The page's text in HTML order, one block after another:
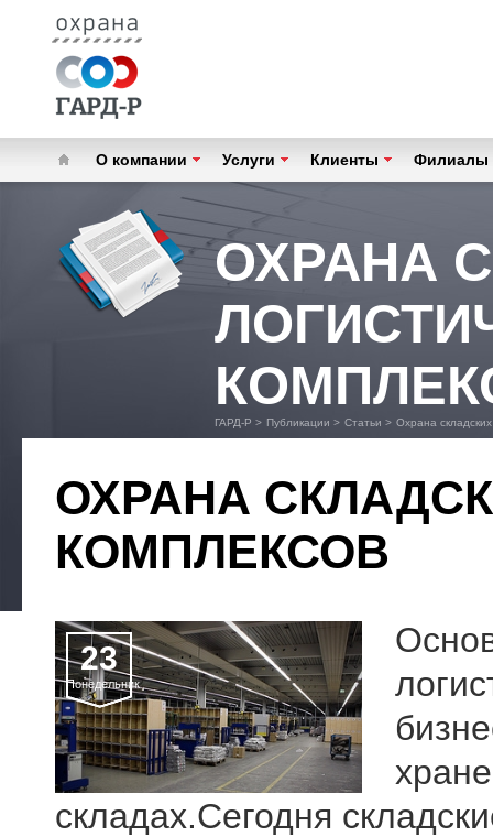
О компании Услуги Клиенты Филиалы
ОХРАНА
ГАРД-Р > Публикации > Статьи > Охрана
ОХРАНА
КОМПЛЕКСОВ
23
Понедельник
складах.Сегодня